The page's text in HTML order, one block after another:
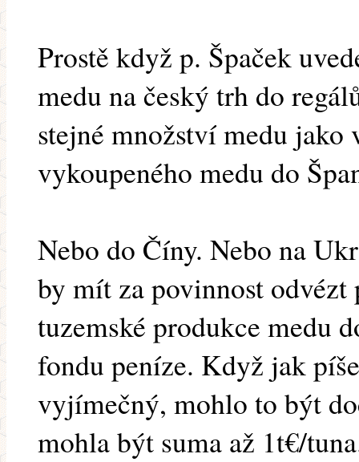
Prostě když p. Špaček
medu na český trh do
stejné množství medu jako
vykoupeného medu do
Nebo do Číny. Nebo na
by mít za povinnost odvézt
tuzemské produkce medu
fondu peníze. Když jak
vyjímečný, mohlo to být
mohla být suma až 1t€/